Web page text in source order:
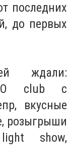
последних
до первых
ждали:
club с
вкусные
розыгрыши
show,